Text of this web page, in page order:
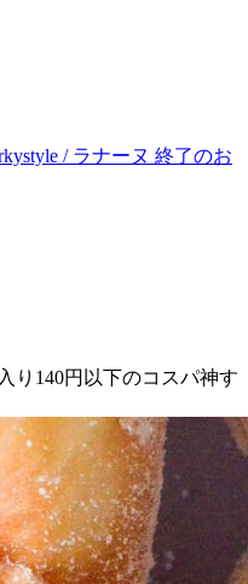
/ ラナーヌ 終了のお
り140円以下のコスパ神す